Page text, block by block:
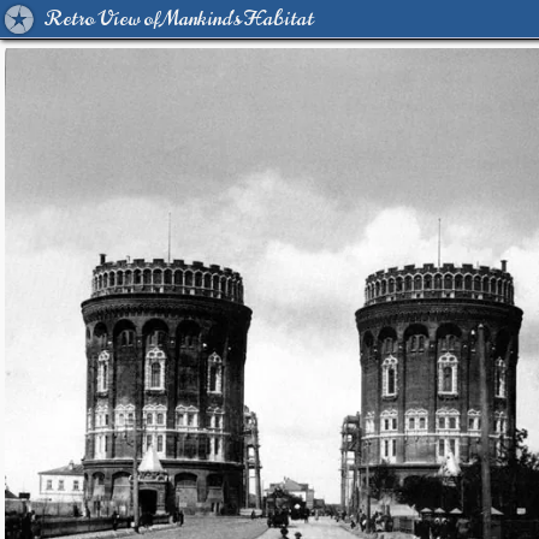
Retro View of Mankind's Habitat